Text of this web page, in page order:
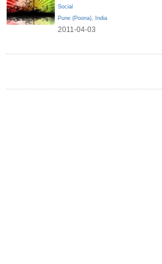
Social
Pune (Poona), India
2011-04-03